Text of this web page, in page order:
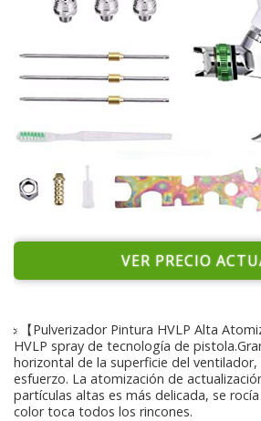
VER PRECIO
☼【Pulverizador Pintura HVLP Alta
HVLP spray de tecnología de
horizontal de la superficie del
esfuerzo. La atomización de
partículas altas es más delicada, se
color toca todos los rincones.